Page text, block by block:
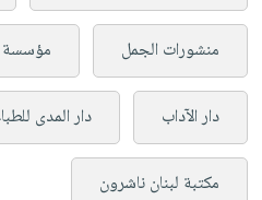
منشورات الجمل مؤسسة
دار الآداب دار المدى
مكتبة لبنان ناشرون